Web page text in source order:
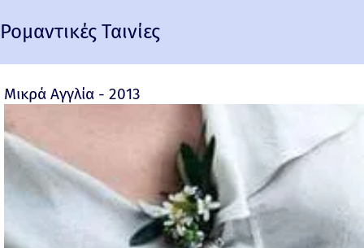
Ρομαντικές Ταινίες
Μικρά Αγγλία - 2013